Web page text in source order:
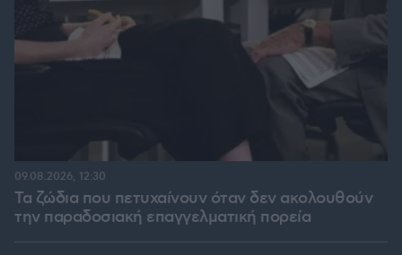
Τα ζώδια που πετυχαίνουν όταν δεν ακολουθούν
την παραδοσιακή επαγγελματική πορεία
09.08.2026, 12:30